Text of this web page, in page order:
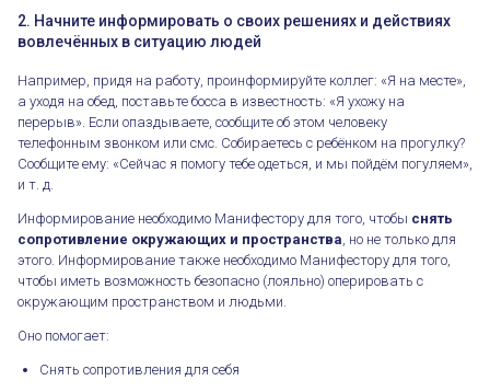
2. Начните информировать о своих решениях и действиях
вовлечённых в ситуацию людей
Например, придя на работу, проинформируйте коллег: «Я на месте»,
а уходя на обед, поставьте босса в известность: «Я ухожу на
перерыв». Если опаздываете, сообщите об этом человеку
телефонным звонком или смс. Собираетесь с ребёнком на прогулку?
Сообщите ему: «Сейчас я помогу тебе одеться, и мы пойдём погуляем»,
и т. д.
Информирование необходимо Манифестору для того, чтобы снять
сопротивление окружающих и пространства , но не только для
этого. Информирование также необходимо Манифестору для того,
чтобы иметь возможность безопасно (лояльно) оперировать с
окружающим пространством и людьми.
Оно помогает:
Снять сопротивления для себя